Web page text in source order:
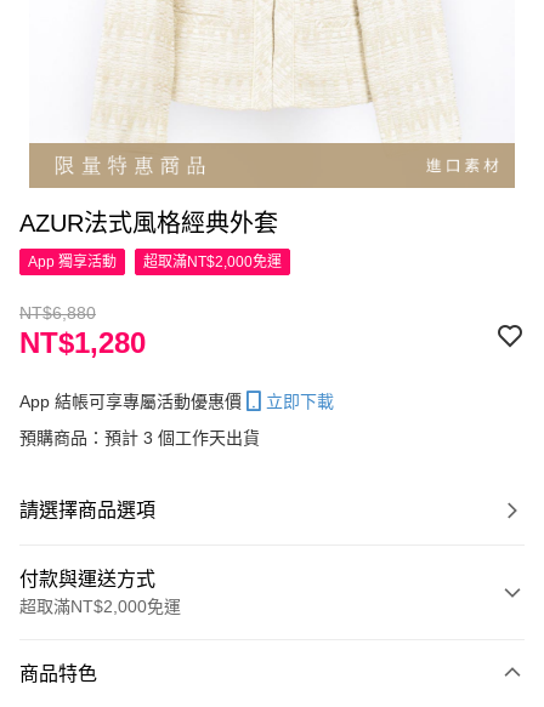
AZUR法式風格經典外套
App 獨享活動 超取滿NT$2,000免運
NT$6,880
NT$1,280
App 結帳可享專屬活動優惠價
立即下載
預購商品：預計 3 個工作天出貨
請選擇商品選項
付款與運送方式
超取滿NT$2,000免運
信用卡一次付款
商品特色